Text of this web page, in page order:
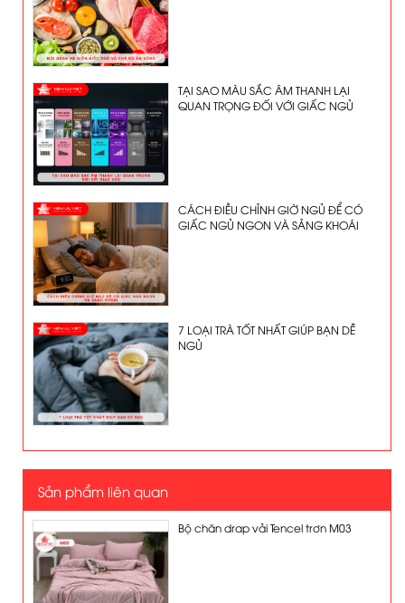
TẠI SAO MÀU SẮC ÂM THANH LẠI
QUAN TRỌNG ĐỐI VỚI GIẤC NGỦ
CÁCH ĐIỀU CHỈNH GIỜ NGỦ ĐỂ CÓ
GIẤC NGỦ NGON VÀ SẢNG KHOÁI
7 LOẠI TRÀ TỐT NHẤT GIÚP BẠN DỄ
NGỦ
Sản phẩm liên quan
Bộ chăn drap vải Tencel trơn M03